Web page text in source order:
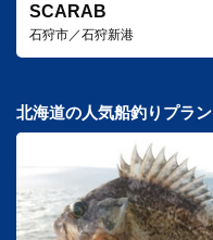
SCARAB
石狩市／石狩新港
北海道の人気船釣りプラン